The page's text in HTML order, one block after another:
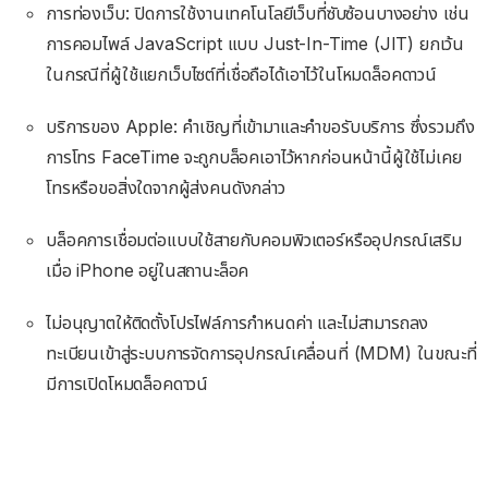
การท่องเว็บ: ปิดการใช้งานเทคโนโลยีเว็บที่ซับซ้อนบางอย่าง เช่น
การคอมไพล์ JavaScript แบบ Just-In-Time (JIT) ยกเว้น
ในกรณีที่ผู้ใช้แยกเว็บไซต์ที่เชื่อถือได้เอาไว้ในโหมดล็อคดาวน์
บริการของ Apple: คำเชิญที่เข้ามาและคำขอรับบริการ ซึ่งรวมถึง
การโทร FaceTime จะถูกบล็อคเอาไว้หากก่อนหน้านี้ผู้ใช้ไม่เคย
โทรหรือขอสิ่งใดจากผู้ส่งคนดังกล่าว
บล็อคการเชื่อมต่อแบบใช้สายกับคอมพิวเตอร์หรืออุปกรณ์เสริม
เมื่อ iPhone อยู่ในสถานะล็อค
ไม่อนุญาตให้ติดตั้งโปรไฟล์การกำหนดค่า และไม่สามารถลง
ทะเบียนเข้าสู่ระบบการจัดการอุปกรณ์เคลื่อนที่ (MDM) ในขณะที่
มีการเปิดโหมดล็อคดาวน์